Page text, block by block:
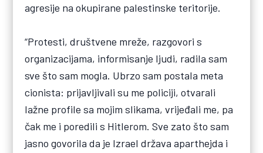
agresije na okupirane palestinske teritorije.
“Protesti, društvene mreže, razgovori s
organizacijama, informisanje ljudi, radila sam
sve što sam mogla. Ubrzo sam postala meta
cionista: prijavljivali su me policiji, otvarali
lažne profile sa mojim slikama, vrijeđali me, pa
čak me i poredili s Hitlerom. Sve zato što sam
jasno govorila da je Izrael država aparthejda i